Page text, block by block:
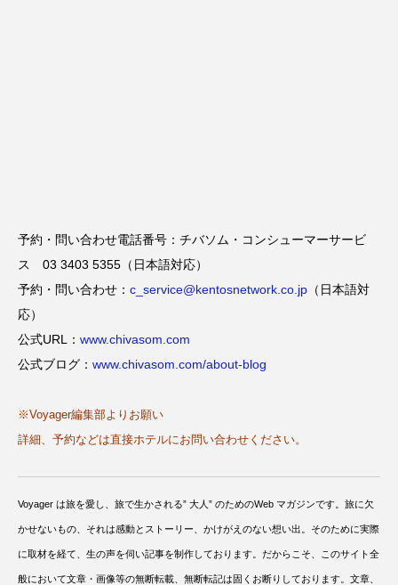
予約・問い合わせ電話番号：チバソム・コンシューマーサービ
ス 03 3403 5355（日本語対応）
予約・問い合わせ： c_service@kentosnetwork.co.jp （日本語対
応）
公式URL： www.chivasom.com
公式ブログ： www.chivasom.com/about-blog
※Voyager編集部よりお願い
詳細、予約などは直接ホテルにお問い合わせください。
Voyager は旅を愛し、旅で生かされる” 大人” のためのWeb マガジンです。旅に欠
かせないもの、それは感動とストーリー、かけがえのない想い出。そのために実際
に取材を経て、生の声を伺い記事を制作しております。だからこそ、このサイト全
般において文章・画像等の無断転載、無断転記は固くお断りしております。文章、